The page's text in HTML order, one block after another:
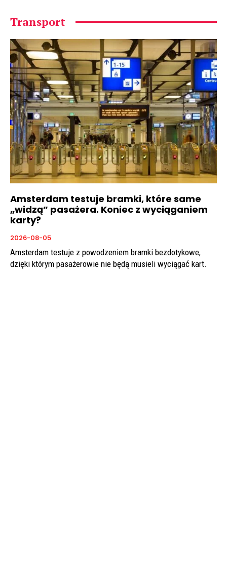
Transport
Amsterdam testuje bramki, które same
„widzą” pasażera. Koniec z wyciąganiem
karty?
2026-08-05
Amsterdam testuje z powodzeniem bramki bezdotykowe,
dzięki którym pasażerowie nie będą musieli wyciągać kart.